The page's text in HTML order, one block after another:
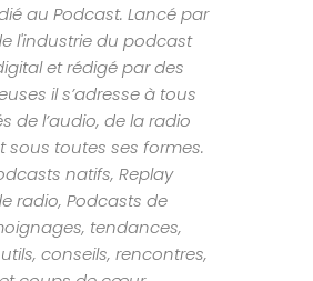
au Podcast. Lancé par
l'industrie du podcast
et rédigé par des
il s’adresse à tous
de l’audio, de la radio
sous toutes ses formes.
natifs, Replay
radio, Podcasts de
tendances,
conseils, rencontres,